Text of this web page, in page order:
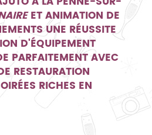
ET ANIMATION DE
UNE RÉUSSITE
D'ÉQUIPEMENT
PARFAITEMENT AVEC
RESTAURATION
RICHES EN